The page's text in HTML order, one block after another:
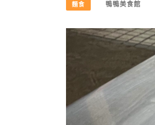
麵食 鴨鴨美食館